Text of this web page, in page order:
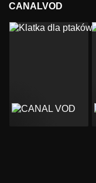
CANALVOD